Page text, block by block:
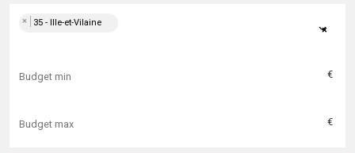
×
× 35 - Ille-et-Vilaine
€
€